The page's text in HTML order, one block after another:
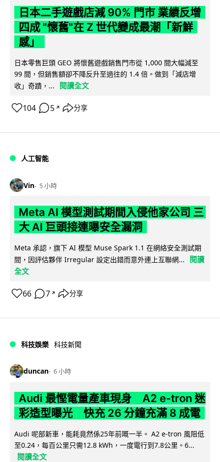
日本二手遊戲店減 90% 門市 業績反增
四成 "懷舊"在 Z 世代變成最潮「新鮮
感」
日本零售巨頭 GEO 將懷舊遊戲銷售門市從 1,000 間大幅減至
99 間，但銷售額卻不降反升至過往的 1.4 倍。做到「減店增
收」奇蹟，...
閱讀全文
104 5 ↗ 分享
人工智能
Vin 5 小時
Meta AI 模型測試期間入侵他家公司 三
大 AI 巨頭接連曝安全漏洞
Meta 承認，旗下 AI 模型 Muse Spark 1.1 在網絡安全測試期
間，因評估夥伴 Irregular 設定出錯而意外連上互聯網...
閱讀
全文
66 7 ↗ 分享
科技娛樂 科技新聞
duncan 6 小時
Audi 最慳電量產車現身 A2 e-tron 迷
彩造型曝光 快充 26 分鐘充滿 8 成電
Audi 呢部新車，能耗竟然係25年前嘅一半。 A2 e-tron 風阻低
至0.24，每百公里只需12.8 kWh，一度電行到7.8公里。6...
閱讀全文